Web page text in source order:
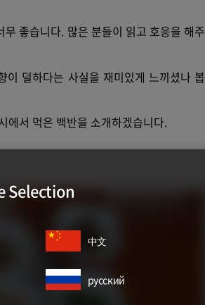
좋습니다. 많은 분들이 읽고 호응을 해주
이 덜하다는 사실을 재미있게 느끼셨나 봅
에서 먹은 백반을 소개하겠습니다.
Selection
中文
русский